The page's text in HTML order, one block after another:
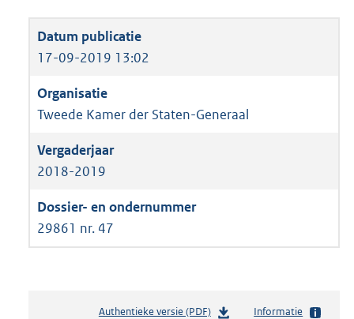
17-09-2019 13:02
Tweede Kamer der Staten-Generaal
2018-2019
29861 nr. 47
Authentieke versie (PDF)b
Informatie